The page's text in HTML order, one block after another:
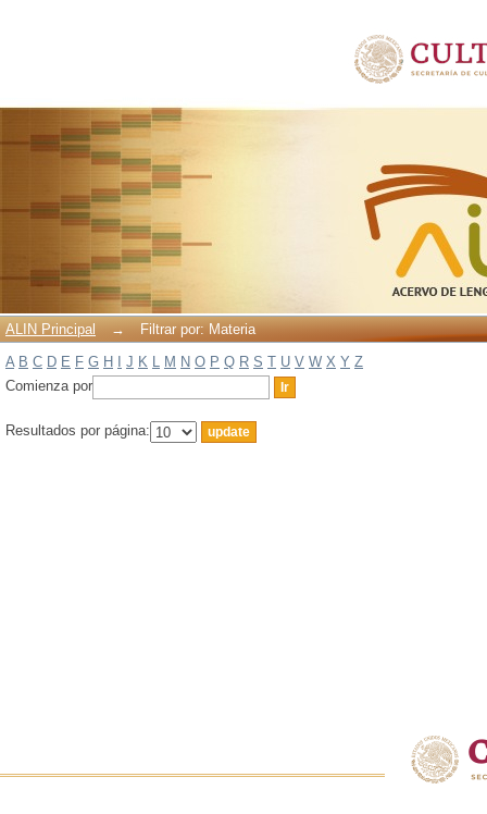
ALIN Principal →
Filtrar por: Materia
A B C D E F G H J K L M N O P Q R S T U V W X Y Z
Comienza por
Resultados por página: